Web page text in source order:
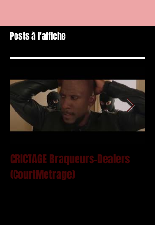
Posts à l'affiche
CRICTAGE Braqueurs-Dealers
(CourtMetrage)